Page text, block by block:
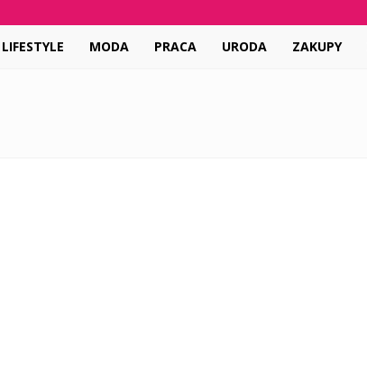
LIFESTYLE MODA PRACA URODA ZAKUPY